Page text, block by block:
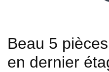
Beau 5
en dernier